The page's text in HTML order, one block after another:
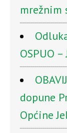
mrežnim
OSPUO
dopune
Općine